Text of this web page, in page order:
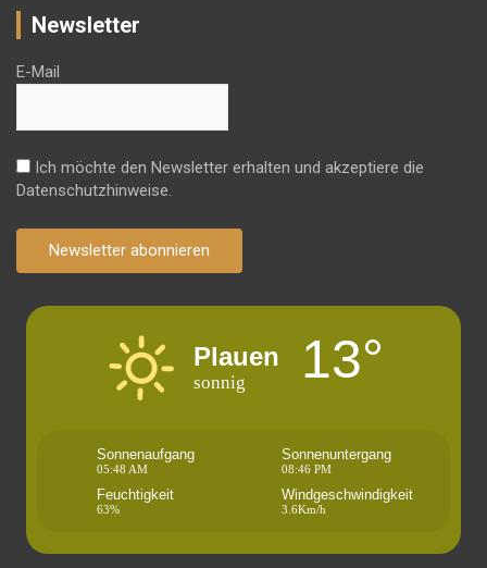
Newsletter
E-Mail
Ich möchte den Newsletter erhalten und akzeptiere die
Datenschutzhinweise.
Newsletter abonnieren
Plauen
sonnig 13°
Sonnenaufgang
05:48 AM
Sonnenuntergang
08:46 PM
Feuchtigkeit
63%
Windgeschwindigkeit
3.6Km/h